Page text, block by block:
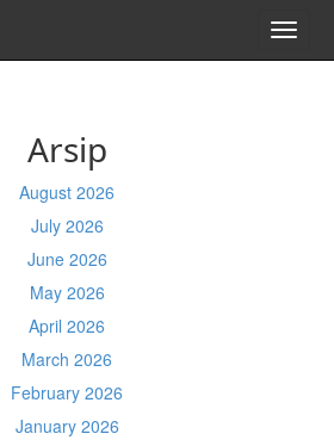
Arsip
August 2026
July 2026
June 2026
May 2026
April 2026
March 2026
February 2026
January 2026